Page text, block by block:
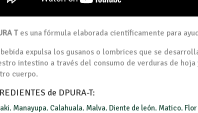
Tes una fórmula elaborada científicamente para
expulsa los gusanos o lombrices que se
intestino a través del consumo de verduras de
cuerpo.
de DPURA-T:
Manayupa. Calahuala. Malva. Diente de león. Matico.